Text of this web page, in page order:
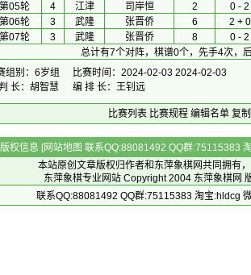
第05轮
4 江津 司岸恒 2
0 - 2
第06轮
3 武隆 张晋侨 6
2 + 0
第07轮
3 武隆 张晋侨 8
0 - 2
总计有7个对阵，棋谱0个，先手4次，
组别：6岁组
比赛时间：2024-02-03 2024-02-03
长：胡智慧
编 排 长：王钊远
比赛列表 比赛规程 编辑名单 复
权信息 [网站地图 联系QQ:88081492 QQ群:75115383
本站原创文章版权归作者和 东萍象棋网共同拥有
东萍象棋专业网站 Copyright 2004 东萍象棋网
联系QQ:88081492 QQ群:75115383 淘宝:hldcg